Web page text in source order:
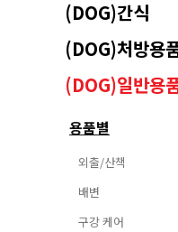
(DOG)간식
(DOG)처방용
(DOG)일반용
용품별
외출/산책
배변
구강 케어